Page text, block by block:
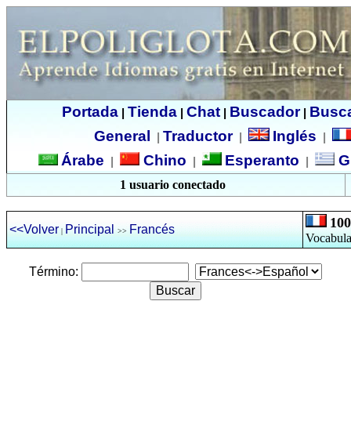
Portada| Tienda| Chat| Buscador|
General
Traductor| Inglés
Árabe Chino Esperanto
1 usuario conectado
<<Volver | Principal >> Francés
Término: